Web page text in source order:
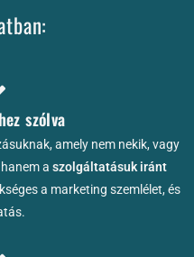
szólva
amely nem nekik, vagy
a szolgáltatásuk iránt
a marketing szemlélet, és